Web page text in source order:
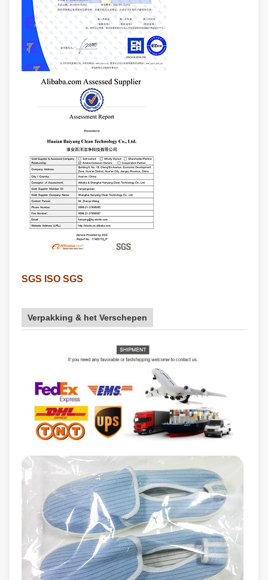
SGS ISO SGS
Verpakking & het Verschepen